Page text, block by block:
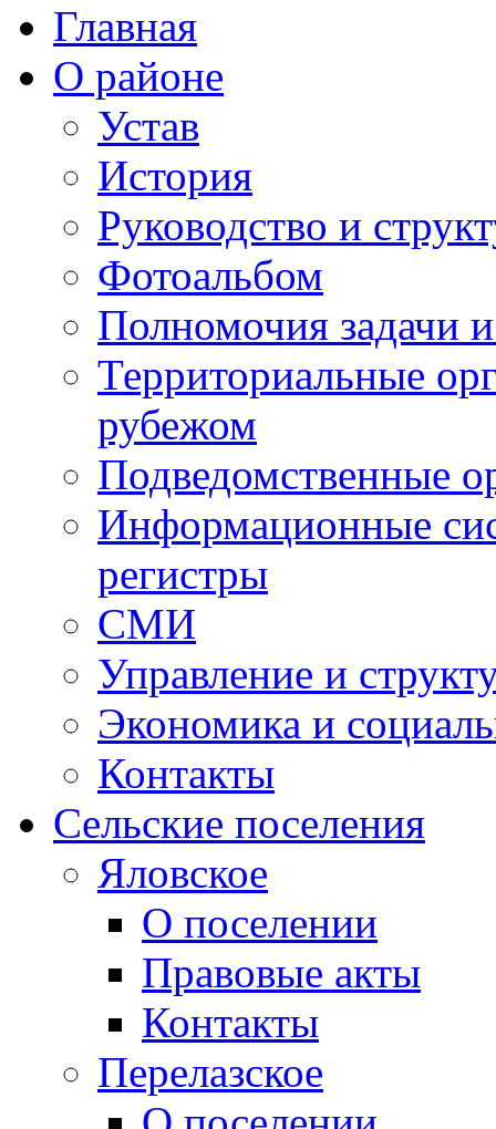
Главная
О районе
Устав
История
Руководство и
Фотоальбом
Полномочия задачи
Территориальные
рубежом
Подведомственные
Информационные
регистры
СМИ
Управление и
Экономика и
Контакты
Сельские поселения
Яловское
О поселении
Правовые акты
Контакты
Перелазское